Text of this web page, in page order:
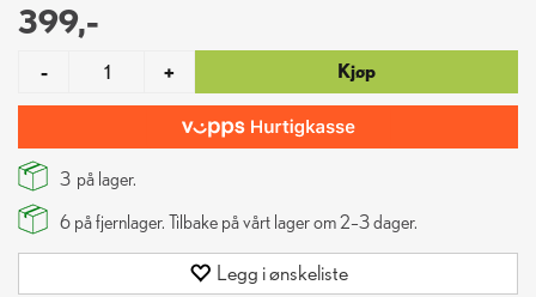
399,-
- + Kjøp
3 på lager.
6 på fjernlager. Tilbake på vårt lager om 2–3 dager.
Legg i ønskeliste